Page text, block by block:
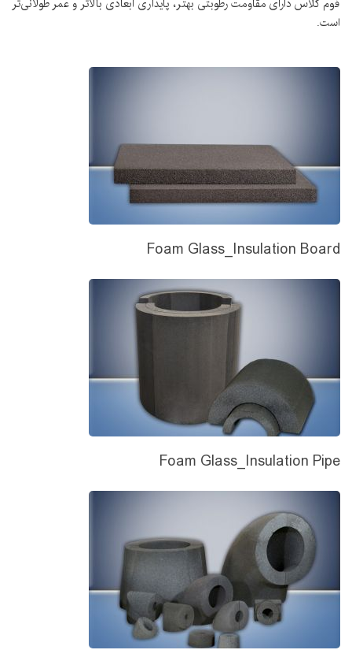
فوم گلاس دارای مقاومت رطوبتی بهتر، پایداری ابعادی بالاتر و عمر طولانی‌تر
است.
Foam Glass_Insulation Board
Foam Glass_Insulation Pipe